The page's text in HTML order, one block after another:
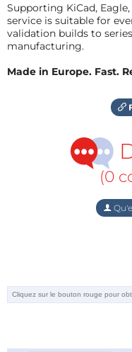
Supporting KiCad,
service is suitable for
validation builds to
manufacturing.
Made in Europe. Fast.
(0